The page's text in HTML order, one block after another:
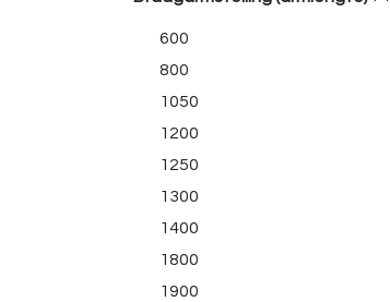
600
800
1050
1200
1250
1300
1400
1800
1900